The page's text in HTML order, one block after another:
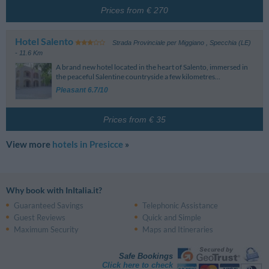
Prices from € 270
Hotel Salento Strada Provinciale per Miggiano
Specchia (LE)
- 11.6 Km
A brand new hotel located in the heart of Salento, immersed in
the peaceful Salentine countryside a few kilometres...
Pleasant 6.7/10
Prices from € 35
View more hotels in Presicce »
Why book with InItalia.it?
Guaranteed Savings
Telephonic Assistance
Guest Reviews
Quick and Simple
Maximum Security
Maps and Itineraries
Safe Bookings
Click here to check